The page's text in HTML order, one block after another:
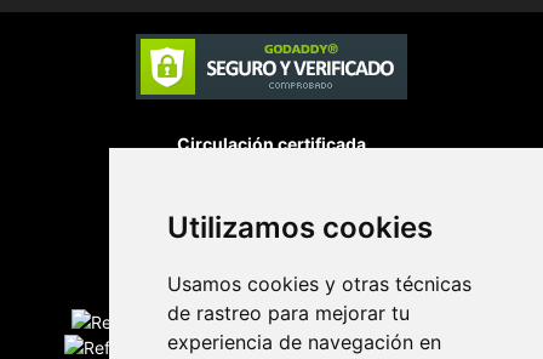
Utilizamos cookies
Usamos cookies y otras técnicas
de rastreo para mejorar tu
experiencia de navegación en
Circulación certificada
Desarrollado por
Edición digital con tecnología